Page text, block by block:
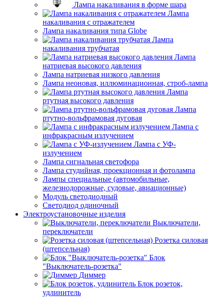
Лампа накаливания в форме шара
Лампа
накаливания с отражателем
Лампа накаливания типа Globe
Лампа
накаливания трубчатая
Лампа
натриевая высокого давления
Лампа натриевая низкого давления
Лампа неоновая, иллюминационная, строб-лампа
Лампа
ртутная высокого давления
Лампа
ртутно-вольфрамовая дуговая
Лампа с
инфракрасным излучением
Лампа с УФ-
излучением
Лампа сигнальная светофора
Лампа студийная, проекционная и фотолампа
Лампы специальные (автомобильные,
железнодорожные, судовые, авиационные)
Модуль светодиодный
Светодиод одиночный
Электроустановочные изделия
Выключатели,
переключатели
Розетка силовая
(штепсельная)
Блок
"Выключатель-розетка"
Диммер
Блок розеток,
удлинитель